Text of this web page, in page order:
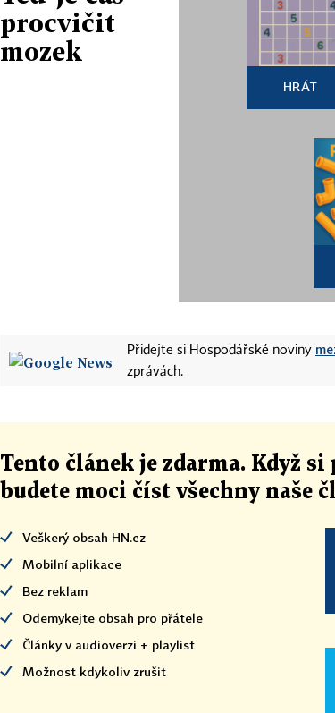
procvičit
mozek
HRÁT
Přidejte si Hospodářské noviny
zprávách.
Tento článek je zdarma. Když
budete moci číst všechny naše
Veškerý obsah HN.cz
Mobilní aplikace
Bez reklam
Odemykejte obsah pro přátele
Články v audioverzi + playlist
Možnost kdykoliv zrušit